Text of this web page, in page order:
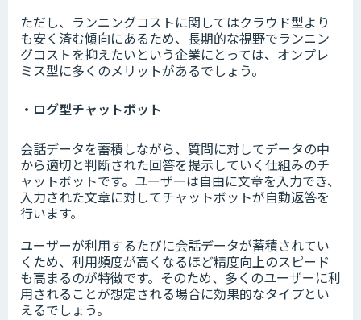
ただし、ランニングコストに関してはクラウド型より
も安く済む傾向にあるため、長期的な視野でランニン
グコストを抑えたいという企業にとっては、オンプレ
ミス型に多くのメリットがあるでしょう。
・ログ型チャットボット
会話データを蓄積しながら、質問に対してデータの中
から適切と判断された回答を提示していく仕組みのチ
ャットボットです。ユーザーは自由に文章を入力でき、
入力された文章に対してチャットボットが自動返答を
行います。
ユーザーが利用するたびに会話データが蓄積されてい
くため、利用頻度が高くなるほど精度向上のスピード
も高まるのが特徴です。そのため、多くのユーザーに利
用されることが想定される場合に効果的なタイプとい
えるでしょう。